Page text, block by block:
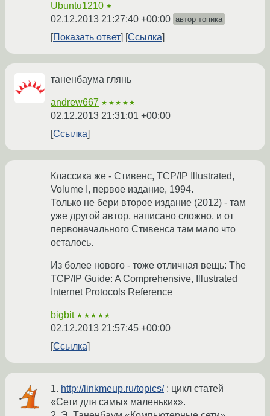
Ubuntu1210 ★
02.12.2013 21:27:40 +00:00 автор топика
Показать ответ Ссылка
таненбаума глянь
andrew667 ★★★★★
02.12.2013 21:31:01 +00:00
Ссылка
Классика же - Стивенс, TCP/IP Illustrated,
Volume I, первое издание, 1994.
Только не бери второе издание (2012) - там
уже другой автор, написано сложно, и от
первоначального Стивенса там мало что
осталось.
Из более нового - тоже отличная вещь: The
TCP/IP Guide: A Comprehensive, Illustrated
Internet Protocols Reference
bigbit ★★★★★
02.12.2013 21:57:45 +00:00
Ссылка
1. http://linkmeup.ru/topics/: цикл статей
«Сети для самых маленьких».